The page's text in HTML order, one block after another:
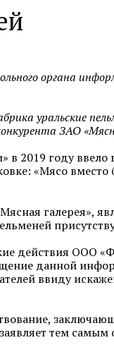
органа
уральские
ЗАО
2019 году
«Мясо вместо
галерея»,
действия ООО
данной
ввиду
тем